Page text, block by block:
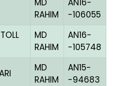
MD
RAHIM
AN16-
-106055
MD
RAHIM
AN16-
-105748
MD
RAHIM
AN15-
-94683